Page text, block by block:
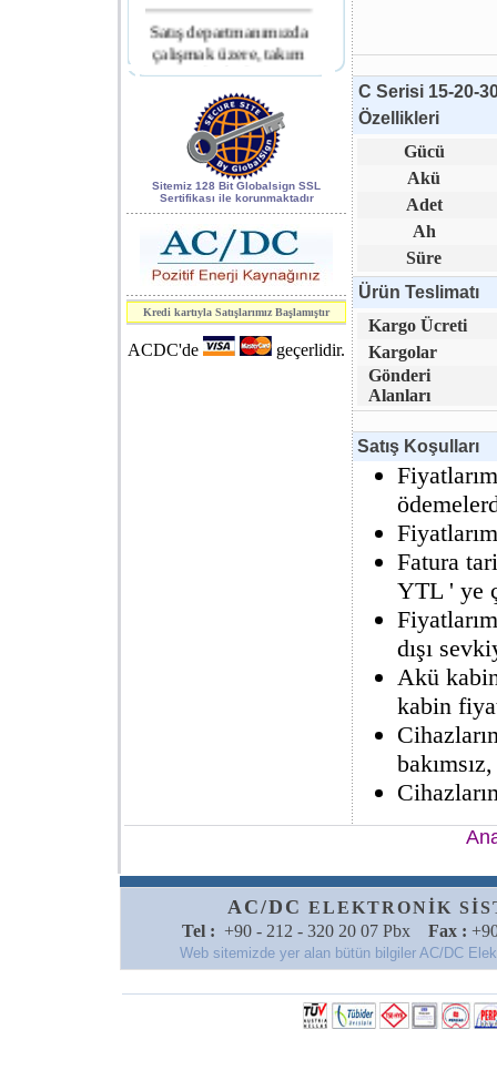
Satış departmanımızda
çalışmak üzere, takım
arkadaşları
aranmaktadır.
World of
Industry 2006
kapsamındaki 7.
Enerji, Elektrik
ve Elektronik
Teknolojileri
fuarı.
SAFETECHS3.3
SerisiKesintisiz Güç
Sitemiz 128 Bit Globalsign SSL
Sertifikası ile korunmaktadır
Kredi kartıyla Satışlarımız Başlamıştır
ACDC'de geçerlidir.
C Serisi 15-20-
Özellikleri
Gücü
Akü
Adet
Ah
Süre
Ürün Teslimatı
Kargo Ücreti
Kargolar
Gönderi
Alanları
Satış Koşulları
Fatura
YTL ' ye
dışı
Akü
kabin
AC/DC ELEKTRONİK
Tel : +90 - 212 - 320 20 07 Pbx Fax :
Web sitemizde yer alan bütün bilgiler AC/DC